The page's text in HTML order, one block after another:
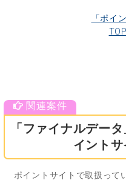
「ポイ
「ファイナルデー
イント
ポイントサイトで取扱って